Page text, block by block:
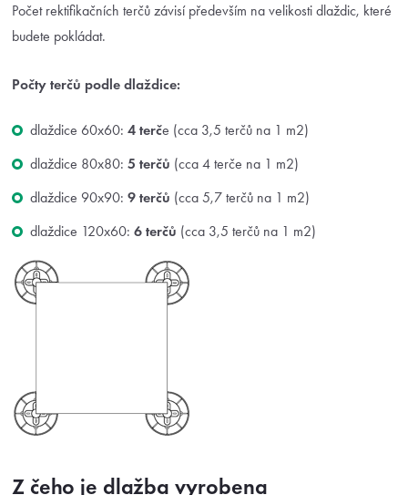
Počet rektifikačních terčů závisí především na velikosti dlaždic, které
budete pokládat.
Počty terčů podle dlaždice:
dlaždice 60x60: 4 terče (cca 3,5 terčů na 1 m2)
dlaždice 80x80: 5 terčů (cca 4 terče na 1 m2)
dlaždice 90x90: 9 terčů (cca 5,7 terčů na 1 m2)
dlaždice 120x60: 6 terčů (cca 3,5 terčů na 1 m2)
Z čeho je dlažba vyrobena